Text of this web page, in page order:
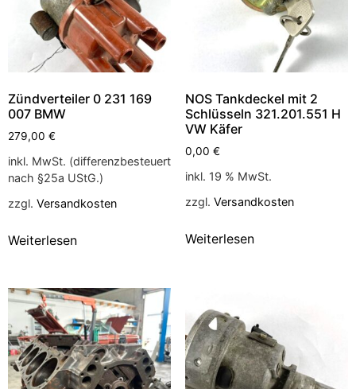
Zündverteiler 0 231 169
007 BMW
279,00 €
inkl. MwSt. (differenzbesteuert
nach §25a UStG.)
zzgl. Versandkosten
Weiterlesen
NOS Tankdeckel mit 2
Schlüsseln 321.201.551 H
VW Käfer
0,00 €
inkl. 19 % MwSt.
zzgl. Versandkosten
Weiterlesen